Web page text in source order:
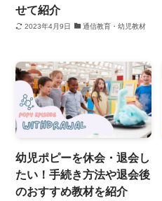
せて紹介
2023年4月9日 通信教育・幼児教材
幼児ポピーを休会・退会し
たい！手続き方法や退会後
のおすすめ教材を紹介